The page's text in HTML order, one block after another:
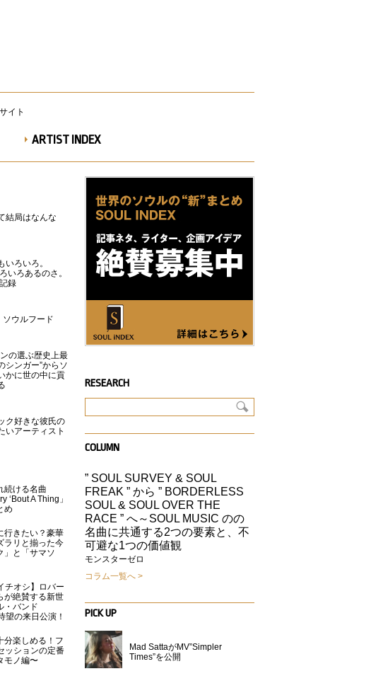
ARTIST INDEX
結局はなんな
いろいろ。
いろあるのさ。
録
ウルフード
の選ぶ歴史上最
シンガー”からソ
かに世の中に貢
ク好きな彼氏の
いアーティスト
続ける名曲
‘Bout A Thing」
め
行きたい？豪華
ラリと揃った今
」と「サマソ
チオシ】ロバー
が絶賛する新世
・バンド
望の来日公演！
分楽しめる！フ
ッションの定番
モノ編〜
RESEARCH
COLUMN
” SOUL SURVEY & SOUL
FREAK ” から ” BORDERLESS
SOUL & SOUL OVER THE
RACE ” へ～SOUL MUSIC のの
名曲に共通する2つの要素と、不
可避な1つの価値観
モンスターゼロ
コラム一覧へ
PICK UP
Mad SattaがMV”Simpler
Times”を公開